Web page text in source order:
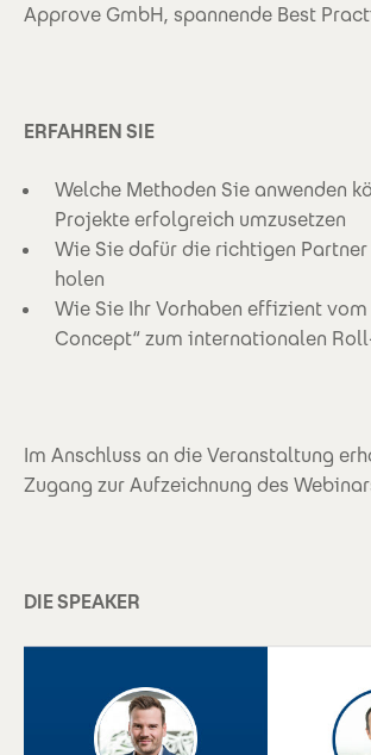
Approve GmbH, spannende Best
ERFAHREN SIE
Welche Methoden Sie anwenden
Projekte erfolgreich umzusetzen
Wie Sie dafür die richtigen
holen
Wie Sie Ihr Vorhaben effizient
Concept“ zum internationalen
Im Anschluss an die Veranstaltung
Zugang zur Aufzeichnung des
DIE SPEAKER